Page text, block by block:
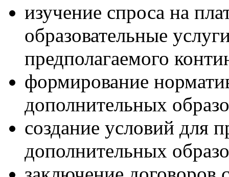
изучение спроса на
образовательные
предполагаемого
формирование
дополнительных
создание условий для
дополнительных